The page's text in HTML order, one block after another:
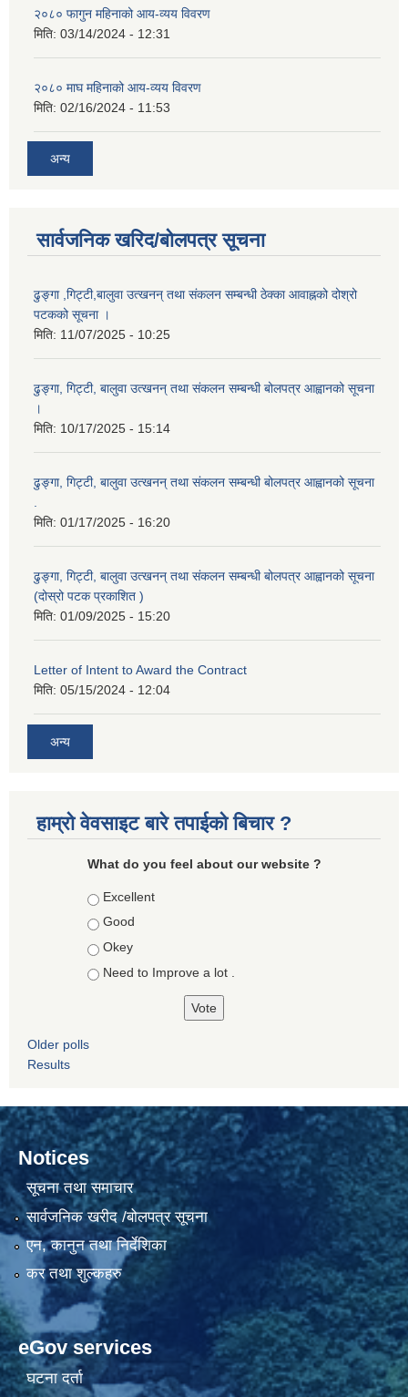
२०८० फागुन महिनाको आय-व्यय विवरण
मिति: 03/14/2024 - 12:31
२०८० माघ महिनाको आय-व्यय विवरण
मिति: 02/16/2024 - 11:53
अन्य
सार्वजनिक खरिद/बोलपत्र सूचना
ढुङ्गा ,गिट्टी,बालुवा उत्खनन् तथा संकलन सम्बन्धी ठेक्का आवाह्नको दोश्रो
पटकको सूचना ।
मिति: 11/07/2025 - 10:25
ढुङ्गा, गिट्टी, बालुवा उत्खनन् तथा संकलन सम्बन्धी बोलपत्र आह्वानको सूचना
।
मिति: 10/17/2025 - 15:14
ढुङ्गा, गिट्टी, बालुवा उत्खनन् तथा संकलन सम्बन्धी बोलपत्र आह्वानको सूचना
.
मिति: 01/17/2025 - 16:20
ढुङ्गा, गिट्टी, बालुवा उत्खनन् तथा संकलन सम्बन्धी बोलपत्र आह्वानको सूचना
(दोस्रो पटक प्रकाशित )
मिति: 01/09/2025 - 15:20
Letter of Intent to Award the Contract
मिति: 05/15/2024 - 12:04
अन्य
हाम्रो वेवसाइट बारे तपाईको बिचार ?
What do you feel about our website ?
Choices
Excellent
Good
Okey
Need to Improve a lot .
Older polls
Results
Notices
सूचना तथा समाचार
सार्वजनिक खरीद /बोलपत्र सूचना
एन, कानुन तथा निर्देशिका
कर तथा शुल्कहरु
eGov services
घटना दर्ता